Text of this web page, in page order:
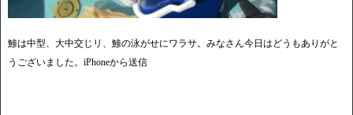
鯵は中型、大中交じリ、鯵の泳がせにワラサ。みなさん今日はどうもありがと
うございました。iPhoneから送信